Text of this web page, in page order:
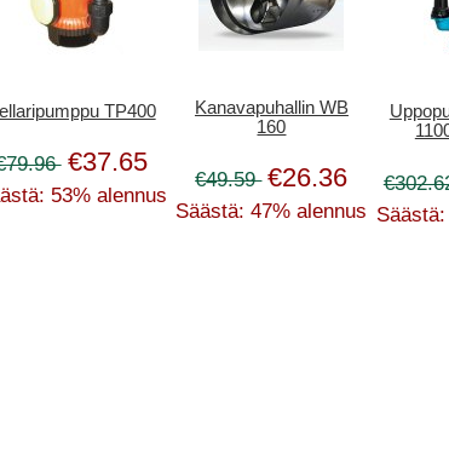
TP400
€37.65
53% alennus
Kanavapuhallin WB
160
€49.59 €26.36
Säästä: 47% alennus